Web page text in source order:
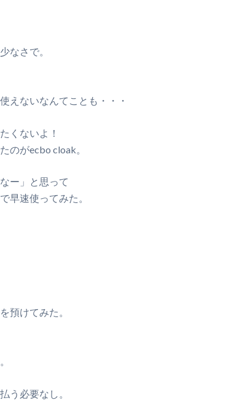
なさで。
えないなんてことも・・・
くないよ！
のがecbo cloak。
ー」と思って
早速使ってみた。
預けてみた。
う必要なし。